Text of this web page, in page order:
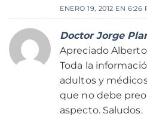
ENERO 19, 2012 EN 6:26
Doctor Jorge
Apreciado
Toda la
adultos y
que no debe
aspecto. Saludos.